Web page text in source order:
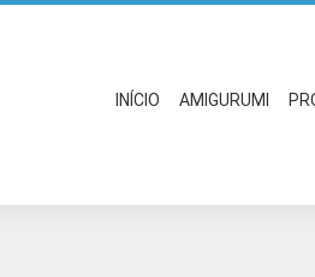
INÍCIO AMIGURUMI